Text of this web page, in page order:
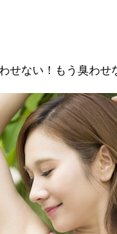
せない！もう臭わせ